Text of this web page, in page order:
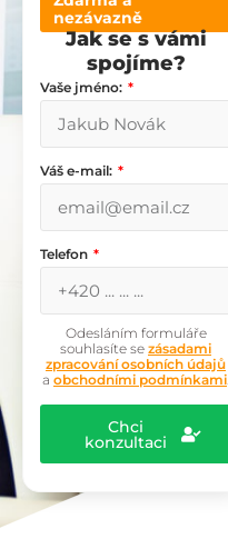
nezávazně
Jak se s vámi
spojíme?
Vaše jméno:
Váš e-mail:
Telefon
Odesláním formuláře
souhlasíte se zásadami
zpracování osobních údajů
a obchodními podmínkami
Chci
konzultaci